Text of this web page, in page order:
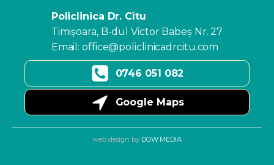
Policlinica Dr. Cîtu
Timişoara, B-dul Victor Babeş Nr. 27
Email: office@policlinicadrcitu.com
0746 051 082
Google Maps
web design by DOW MEDIA